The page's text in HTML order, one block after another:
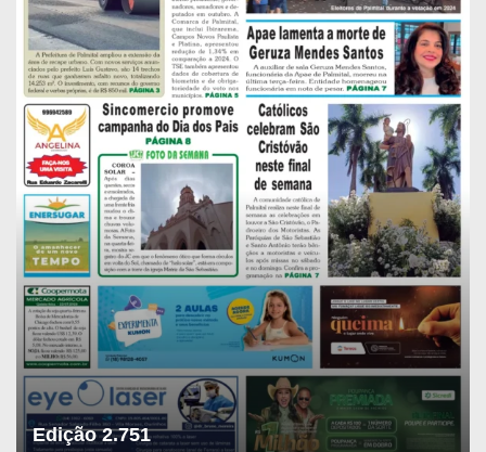
Edição 2.751